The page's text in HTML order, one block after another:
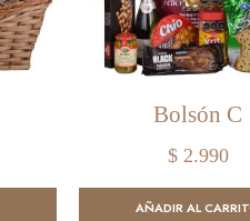
Bolsón C
$2.990
AÑADIR AL